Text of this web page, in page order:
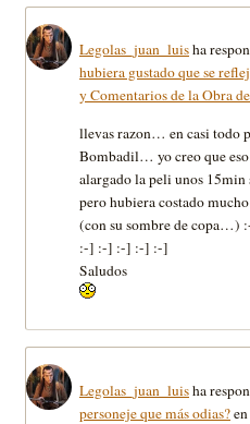
Legolas_juan_luisha
hubiera gustado que se
y Comentarios de la Obra
llevas razon… en casi todo
Bombadil… yo creo que
alargado la peli unos 15min
pero hubiera costado
(con su sombre de
:-] :-] :-] :-] :-]
Saludos
Legolas_juan_luisha
personeje que más odias?